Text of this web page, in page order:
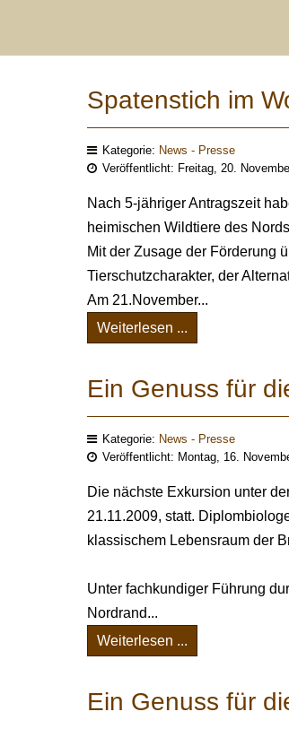
Spatenstich im
Kategorie: News - Presse
Veröffentlicht: Freitag, 20.
Nach 5-jähriger Antragszeit
heimischen Wildtiere des
Mit der Zusage der Förderung
Tierschutzcharakter, der
Am 21.November...
Weiterlesen ...
Ein Genuss für
Kategorie: News - Presse
Veröffentlicht: Montag, 16.
Die nächste Exkursion unter
21.11.2009, statt.
klassischem Lebensraum der
Unter fachkundiger Führung
Nordrand...
Weiterlesen ...
Ein Genuss für